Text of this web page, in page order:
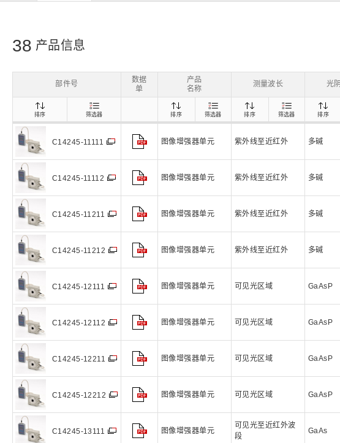
38 产品信息
C14245-11111 图像增强器单元 紫外线至近红外 多碱
C14245-11112 图像增强器单元 紫外线至近红外 多碱
C14245-11211 图像增强器单元 紫外线至近红外 多碱
C14245-11212 图像增强器单元 紫外线至近红外 多碱
C14245-12111 图像增强器单元 可见光区域 GaAsP
C14245-12112 图像增强器单元 可见光区域 GaAsP
C14245-12211 图像增强器单元 可见光区域 GaAsP
C14245-12212 图像增强器单元 可见光区域 GaAsP
C14245-13111 图像增强器单元
可见光至近红外波
段
GaAs
部件号
数据
单
产品
名称
测量波长 光
排序 筛选器 排序 筛选器 排序 筛选器 排序